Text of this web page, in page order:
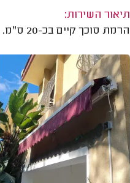
תיאור השירות:
הרמת סוכך קיים בכ-20 ס"מ.